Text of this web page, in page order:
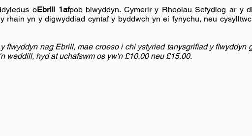
oEbrill 1afpob blwyddyn. Cymerir y Rheolau Sefydlog ar y
rhain yn y digwyddiad cyntaf y byddwch yn ei fynychu, neu
flwyddyn nag Ebrill, mae croeso i chi ystyried tanysgrifiad y flwyddyn
weddill, hyd at uchafswm os yw'n £10.00 neu £15.00.